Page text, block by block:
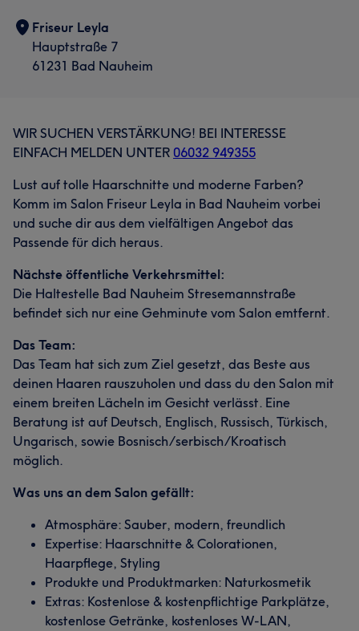
Friseur Leyla
Hauptstraße 7
61231 Bad Nauheim
WIR SUCHEN VERSTÄRKUNG! BEI INTERESSE
EINFACH MELDEN UNTER 06032 949355
Lust auf tolle Haarschnitte und moderne Farben?
Komm im Salon Friseur Leyla in Bad Nauheim vorbei
und suche dir aus dem vielfältigen Angebot das
Passende für dich heraus.
Nächste öffentliche Verkehrsmittel:
Die Haltestelle Bad Nauheim Stresemannstraße
befindet sich nur eine Gehminute vom Salon emtfernt.
Das Team:
Das Team hat sich zum Ziel gesetzt, das Beste aus
deinen Haaren rauszuholen und dass du den Salon mit
einem breiten Lächeln im Gesicht verlässt. Eine
Beratung ist auf Deutsch, Englisch, Russisch, Türkisch,
Ungarisch, sowie Bosnisch/serbisch/Kroatisch
möglich.
Was uns an dem Salon gefällt:
Atmosphäre: Sauber, modern, freundlich
Expertise: Haarschnitte & Colorationen,
Haarpflege, Styling
Produkte und Produktmarken: Naturkosmetik
Extras: Kostenlose & kostenpflichtige Parkplätze,
kostenlose Getränke, kostenloses W-LAN,